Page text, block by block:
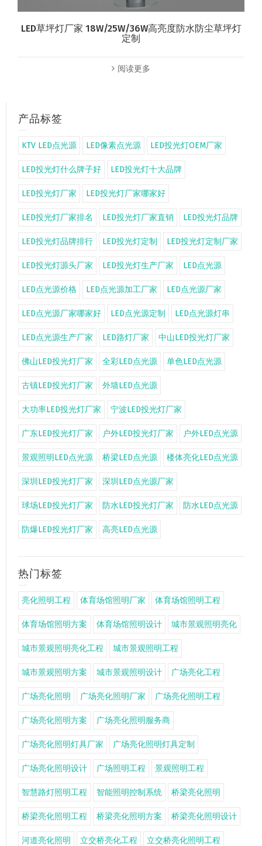
LED草坪灯厂家 18W/25W/36W高亮度防水防尘草坪灯
定制
阅读更多
产品标签
KTV LED点光源 LED像素点光源 LED投光灯OEM厂家
LED投光灯什么牌子好 LED投光灯十大品牌
LED投光灯厂家 LED投光灯厂家哪家好
LED投光灯厂家排名 LED投光灯厂家直销 LED投光灯品牌
LED投光灯品牌排行 LED投光灯定制 LED投光灯定制厂家
LED投光灯源头厂家 LED投光灯生产厂家 LED点光源
LED点光源价格 LED点光源加工厂家 LED点光源厂家
LED点光源厂家哪家好 LED点光源定制 LED点光源灯串
LED点光源生产厂家 LED路灯厂家 中山LED投光灯厂家
佛山LED投光灯厂家 全彩LED点光源 单色LED点光源
古镇LED投光灯厂家 外墙LED点光源
大功率LED投光灯厂家 宁波LED投光灯厂家
广东LED投光灯厂家 户外LED投光灯厂家 户外LED点光源
景观照明LED点光源 桥梁LED点光源 楼体亮化LED点光源
深圳LED投光灯厂家 深圳LED点光源厂家
球场LED投光灯厂家 防水LED投光灯厂家 防水LED点光源
防爆LED投光灯厂家 高亮LED点光源
热门标签
亮化照明工程 体育场馆照明厂家 体育场馆照明工程
体育场馆照明方案 体育场馆照明设计 城市景观照明亮化
城市景观照明亮化工程 城市景观照明工程
城市景观照明方案 城市景观照明设计 广场亮化工程
广场亮化照明 广场亮化照明厂家 广场亮化照明工程
广场亮化照明方案 广场亮化照明服务商
广场亮化照明灯具厂家 广场亮化照明灯具定制
广场亮化照明设计 广场照明工程 景观照明工程
智慧路灯照明工程 智能照明控制系统 桥梁亮化照明
桥梁亮化照明工程 桥梁亮化照明方案 桥梁亮化照明设计
河道亮化照明 立交桥亮化工程 立交桥亮化照明工程